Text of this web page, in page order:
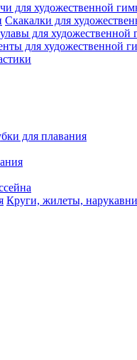
для художественной
Скакалки для
для художественной
для художественной
для плавания
Круги, жилеты,